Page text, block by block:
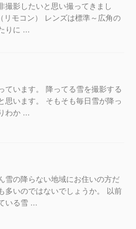
撮影したいと思い撮ってきまし
モコン） レンズは標準～広角の
りに ...
ています。 降ってる雪を撮影する
思います。 そもそも毎日雪が降っ
わか ...
雪の降らない地域にお住いの方だ
多いのではないでしょうか。 以前
いる雪 ...